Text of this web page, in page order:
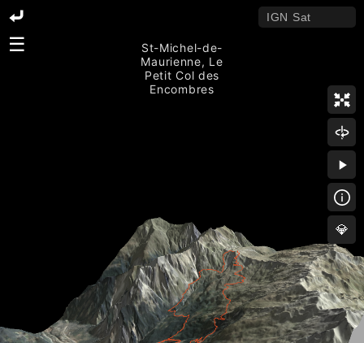
☰
💎
St-Michel-de-
Maurienne, Le
Petit Col des
Encombres